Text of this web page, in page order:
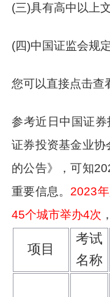
(三)具有高中以上
(四)中国证监会规
您可以直接点击查
参考近日中国证
证券投资基金业协
的公告》，可知
重要信息。 2023
45个城市举办4次
项目
考试
名称